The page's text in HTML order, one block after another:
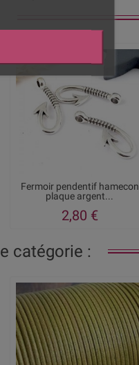
Fermoir pendentif hamecon
plaque argent...
2,80 €
catégorie :